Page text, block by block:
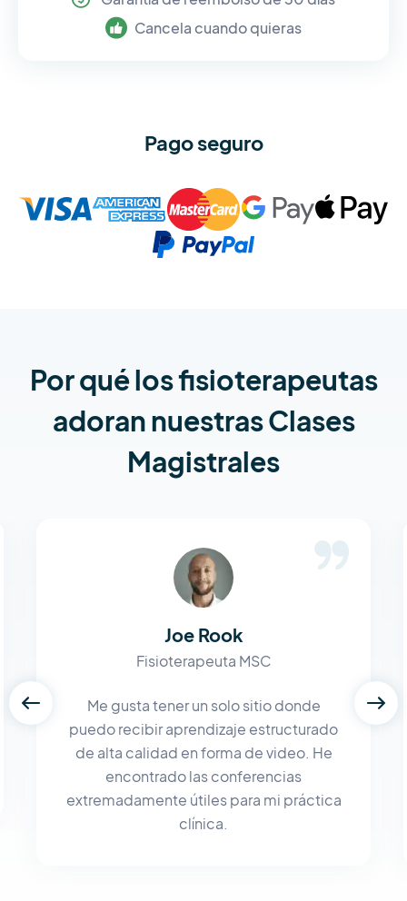
Cancela cuando quieras
Pago seguro
Por qué los fisioterapeutas
adoran nuestras Clases
Magistrales
Joe Rook
Fisioterapeuta MSC
Me gusta tener un solo sitio donde
puedo recibir aprendizaje estructurado
de alta calidad en forma de video. He
encontrado las conferencias
extremadamente útiles para mi práctica
clínica.